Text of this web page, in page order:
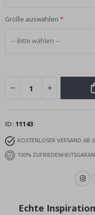
Größe auswählen
ID 11143
KOSTENLOSER VERSAND AB
100%
Echte